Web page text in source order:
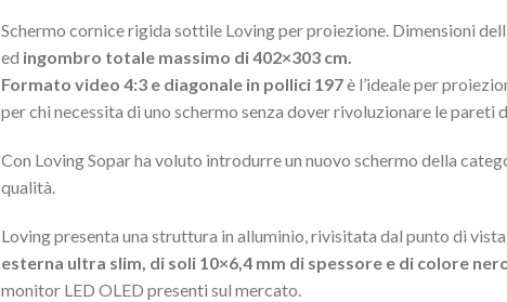
Schermo cornice rigida sottile Loving per proiezione. Dimensioni
ed ingombro totale massimo di 402×303 cm.
Formato video 4:3 e diagonale in pollici 197è l’ideale per
per chi necessita di uno schermo senza dover rivoluzionare le pareti
Con Loving Sopar ha voluto introdurre un nuovo schermo della
qualità.
Loving presenta una struttura in alluminio, rivisitata dal punto di
esterna ultra slim, di soli 10×6,4 mm di spessore e di colore
monitor LED OLED presenti sul mercato.